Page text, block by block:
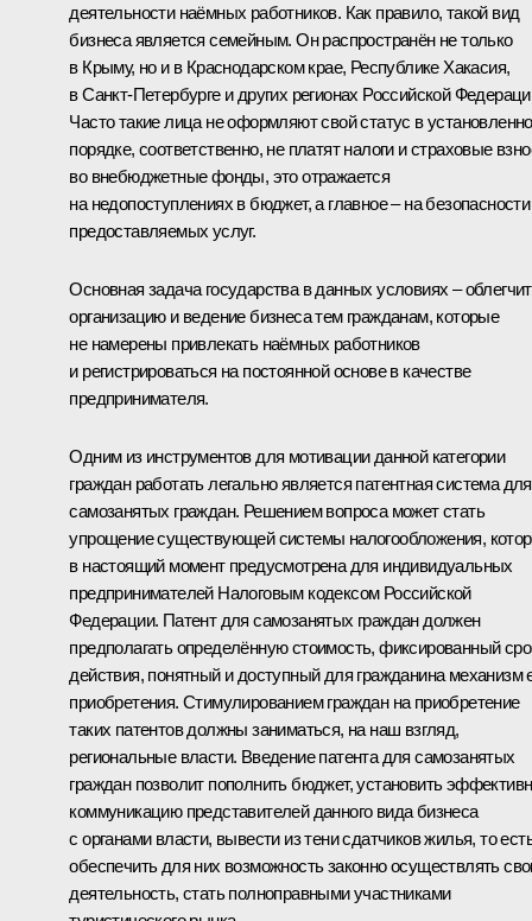
деятельности наёмных работников. Как правило, такой вид
бизнеса является семейным. Он распространён не только
в Крыму, но и в Краснодарском крае, Республике Хакасия,
в Санкт-Петербурге и других регионах Российской
Часто такие лица не оформляют свой статус в
порядке, соответственно, не платят налоги и страховые
во внебюджетные фонды, это отражается
на недопоступлениях в бюджет, а главное – на безопасности
предоставляемых услуг.
Основная задача государства в данных условиях –
организацию и ведение бизнеса тем гражданам, которые
не намерены привлекать наёмных работников
и регистрироваться на постоянной основе в качестве
предпринимателя.
Одним из инструментов для мотивации данной категории
граждан работать легально является патентная система для
самозанятых граждан. Решением вопроса может стать
упрощение существующей системы налогообложения,
в настоящий момент предусмотрена для индивидуальных
предпринимателей Налоговым кодексом Российской
Федерации. Патент для самозанятых граждан должен
предполагать определённую стоимость, фиксированный
действия, понятный и доступный для гражданина механизм
приобретения. Стимулированием граждан на приобретение
таких патентов должны заниматься, на наш взгляд,
региональные власти. Введение патента для самозанятых
граждан позволит пополнить бюджет, установить
коммуникацию представителей данного вида бизнеса
с органами власти, вывести из тени сдатчиков жилья, то
обеспечить для них возможность законно осуществлять
деятельность, стать полноправными участниками